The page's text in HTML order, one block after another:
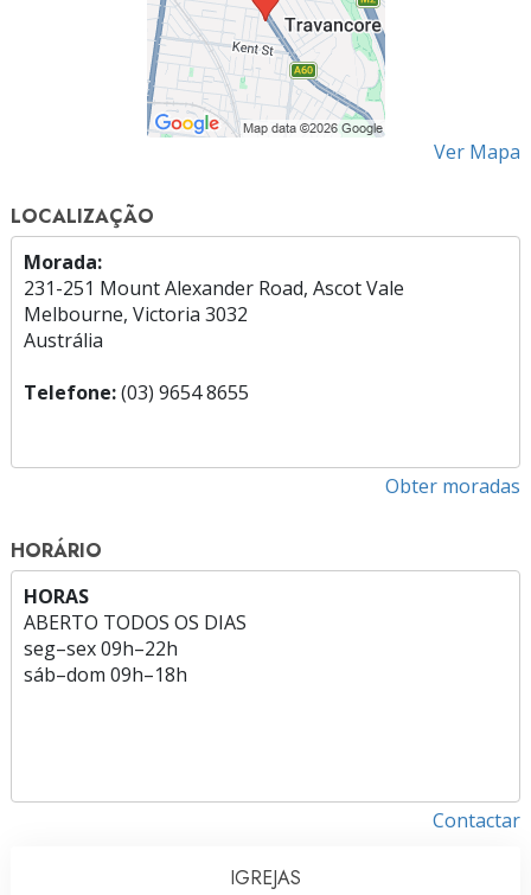
Ver Mapa
LOCALIZAÇÃO
Morada:
231-251 Mount Alexander Road, Ascot Vale
Melbourne, Victoria 3032
Austrália
Telefone:(03) 9654 8655
Obter moradas
HORÁRIO
HORAS
ABERTO TODOS OS DIAS
seg–sex09h–22h
sáb–dom 09h–18h
Contactar
IGREJAS